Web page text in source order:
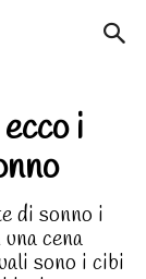
i
di sonno i
cena
sono i cibi